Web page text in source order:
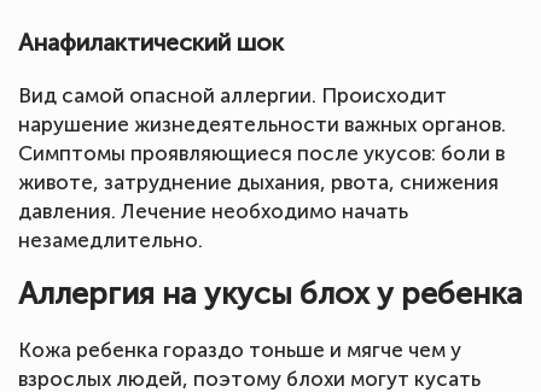
Анафилактический шок
Вид самой опасной аллергии. Происходит
нарушение жизнедеятельности важных органов.
Симптомы проявляющиеся после укусов: боли в
животе, затруднение дыхания, рвота, снижения
давления. Лечение необходимо начать
незамедлительно.
Аллергия на укусы блох у ребенка
Кожа ребенка гораздо тоньше и мягче чем у
взрослых людей, поэтому блохи могут кусать